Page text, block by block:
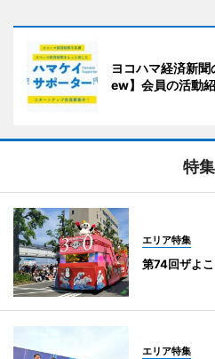
ヨコハマ経済新
ew】会員の活動
特集
エリア特集
第74回ザよ
エリア特集